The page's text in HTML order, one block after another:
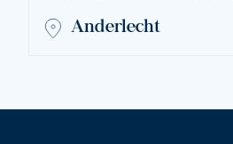
anderlecht